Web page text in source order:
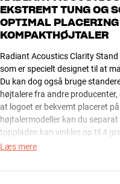
EKSTREMT TUNG OG
OPTIMAL
KOMPAKTHØJTALER
Radiant Acoustics Clarity
som er specielt designet til at
Du kan dog også bruge
højtalere fra andre
at logoet er bekvemt placeret
højtalermodeller kan du
toppladen kan vinkles op til 4
kan give en hørbar lydmæssig
Clarity Stand er yderst solidt
Læs mere